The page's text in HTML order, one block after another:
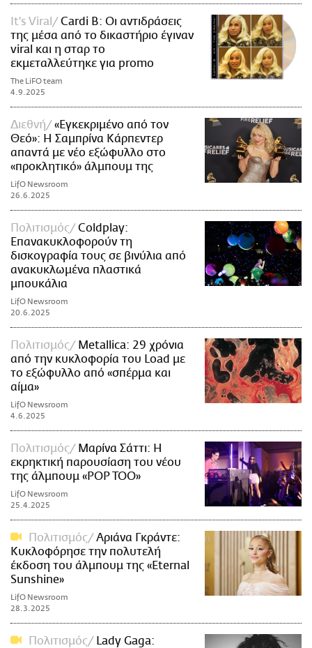
It's Viral
Cardi B: Οι αντιδράσεις
της μέσα από το δικαστήριο έγιναν
viral και η σταρ το
εκμεταλλεύτηκε για promo
The LiFO team
4.9.2025
Διεθνή
«Εγκεκριμένο από τον
Θεό»: Η Σαμπρίνα Κάρπεντερ
απαντά με νέο εξώφυλλο στο
«προκλητικό» άλμπουμ της
LifO Newsroom
26.6.2025
Πολιτισμός
Coldplay:
Επανακυκλοφορούν τη
δισκογραφία τους σε βινύλια από
ανακυκλωμένα πλαστικά
μπουκάλια
LifO Newsroom
20.6.2025
Πολιτισμός
Metallica: 29 χρόνια
από την κυκλοφορία του Load με
το εξώφυλλο από «σπέρμα και
αίμα»
LifO Newsroom
4.6.2025
Πολιτισμός
Μαρίνα Σάττι: Η
εκρηκτική παρουσίαση του νέου
της άλμπουμ «POP TOO»
LifO Newsroom
25.4.2025
Πολιτισμός
Αριάνα Γκράντε:
Κυκλοφόρησε την πολυτελή
έκδοση του άλμπουμ της «Eternal
Sunshine»
LifO Newsroom
28.3.2025
Πολιτισμός Lady Gaga: